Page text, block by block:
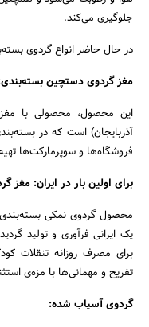
جلوگیری می‌کند.
در حال حاضر انواع گردوی
مغز گردوی دستچین
این محصول، محصولی با
آذربایجان) است که در
فروشگاه‌ها و سوپرمارکت‌ها
برای اولین بار در ایران: مغز
محصول گردوی نمکی بسته‌بندی،
یک ایرانی فرآوری و تولید
برای مصرف روزانه تنقلات
تفریح و مهمانی‌ها با مزه‌ی
گردوی آسیاب شده: